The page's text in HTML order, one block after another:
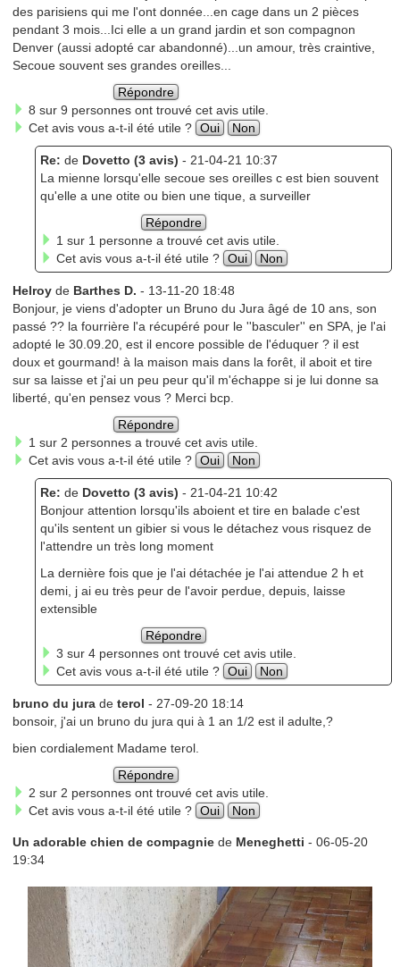
des parisiens qui me l'ont donnée...en cage dans un 2 pièces
pendant 3 mois...Ici elle a un grand jardin et son compagnon
Denver (aussi adopté car abandonné)...un amour, très craintive,
Secoue souvent ses grandes oreilles...
Répondre
8 sur 9 personnes ont trouvé cet avis utile.
Cet avis vous a-t-il été utile ? Oui Non
Re: de Dovetto (3 avis) - 21-04-21 10:37
La mienne lorsqu'elle secoue ses oreilles c est bien souvent
qu'elle a une otite ou bien une tique, a surveiller
Répondre
1 sur 1 personne a trouvé cet avis utile.
Cet avis vous a-t-il été utile ? Oui Non
Helroyde Barthes D. - 13-11-20 18:48
Bonjour, je viens d'adopter un Bruno du Jura âgé de 10 ans, son
passé ?? la fourrière l'a récupéré pour le ''basculer'' en SPA, je l'ai
adopté le 30.09.20, est il encore possible de l'éduquer ? il est
doux et gourmand! à la maison mais dans la forêt, il aboit et tire
sur sa laisse et j'ai un peu peur qu'il m'échappe si je lui donne sa
liberté, qu'en pensez vous ? Merci bcp.
Répondre
1 sur 2 personnes a trouvé cet avis utile.
Cet avis vous a-t-il été utile ? Oui Non
Re: de Dovetto (3 avis) - 21-04-21 10:42
Bonjour attention lorsqu'ils aboient et tire en balade c'est
qu'ils sentent un gibier si vous le détachez vous risquez de
l'attendre un très long moment
La dernière fois que je l'ai détachée je l'ai attendue 2 h et
demi, j ai eu très peur de l'avoir perdue, depuis, laisse
extensible
Répondre
3 sur 4 personnes ont trouvé cet avis utile.
Cet avis vous a-t-il été utile ? Oui Non
bruno du jurade terol - 27-09-20 18:14
bonsoir, j'ai un bruno du jura qui à 1 an 1/2 est il adulte,?
bien cordialement Madame terol.
Répondre
2 sur 2 personnes ont trouvé cet avis utile.
Cet avis vous a-t-il été utile ? Oui Non
Un adorable chien de compagnie de Meneghetti - 06-05-20
19:34